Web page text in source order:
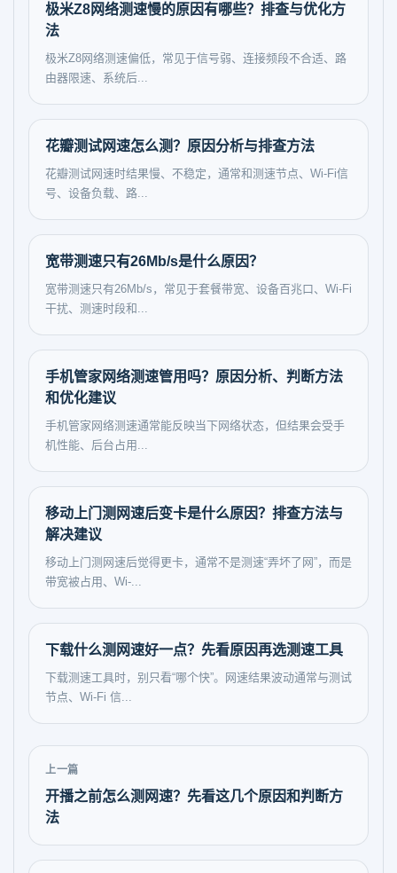
极米Z8网络测速慢的原因有哪些？排查与优化方
法
极米Z8网络测速偏低，常见于信号弱、连接频段不合适、路
由器限速、系统后...
花瓣测试网速怎么测？原因分析与排查方法
花瓣测试网速时结果慢、不稳定，通常和测速节点、Wi-Fi信
号、设备负载、路...
宽带测速只有26Mb/s是什么原因？
宽带测速只有26Mb/s，常见于套餐带宽、设备百兆口、Wi‑Fi
干扰、测速时段和...
手机管家网络测速管用吗？原因分析、判断方法
和优化建议
手机管家网络测速通常能反映当下网络状态，但结果会受手
机性能、后台占用...
移动上门测网速后变卡是什么原因？排查方法与
解决建议
移动上门测网速后觉得更卡，通常不是测速“弄坏了网”，而是
带宽被占用、Wi-...
下载什么测网速好一点？先看原因再选测速工具
下载测速工具时，别只看“哪个快”。网速结果波动通常与测试
节点、Wi‑Fi 信...
上一篇
开播之前怎么测网速？先看这几个原因和判断方
法